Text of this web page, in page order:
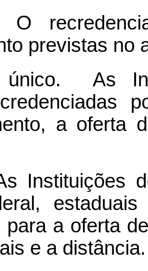
previstas no
único. As
a oferta
Instituições
para a oferta
e a distância.